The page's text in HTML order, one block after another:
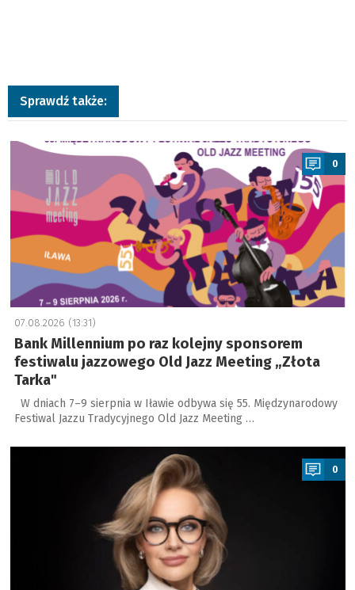
Sprawdź także:
a
0
07.08.2026 (13:31)
Bank Millennium po raz kolejny sponsorem
festiwalu jazzowego Old Jazz Meeting „Złota
Tarka"
W dniach 7–9 sierpnia w Iławie odbywa się 55. Międzynarodowy
Festiwal Jazzu Tradycyjnego Old Jazz Meeting …
a
0